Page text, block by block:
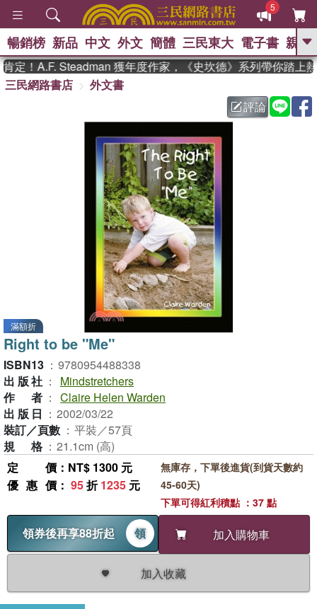
5
GO
父親節 、 如果歷
暑期推薦 、 國際布克
登輝時代 、 數學女孩：黎曼猜想
偉大的迷走神經
暢銷榜 新品 中文 外文 簡體 三民東大 電子書 親子
！A.F. Steadman 獲年度作家，《史坎德》系列帶你踏上熱
三民網路書店
外文書
評論
滿額折
Right to be "Me"
ISBN13 ： 9780954488338
出版社 ：
Mindstretchers
作者 ： Claire Helen Warden
出版日 ： 2002/03/22
裝訂／頁數 ： 平裝／57頁
規格 ： 21.1cm (高)
定價 ：NT$ 1300 元
優惠價 ： 95折1235 元
領券後再享88折起 領 加入購物車
加入收藏
無庫存，下單後進貨(到貨天數約
45-60天)
下單可得紅利積點 ：37 點